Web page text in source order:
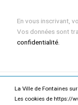
La Ville de Fontaines
Les cookies de https://
En vous inscrivant,
Vos données sont
confidentialité.
Mentions